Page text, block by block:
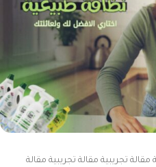
مقالة تجريبية مقالة تجريبية مقالة